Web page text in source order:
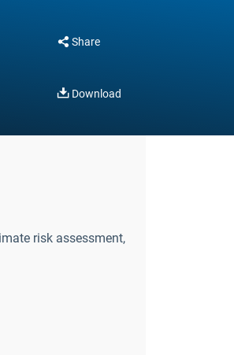
Share
Download
risk assessment,